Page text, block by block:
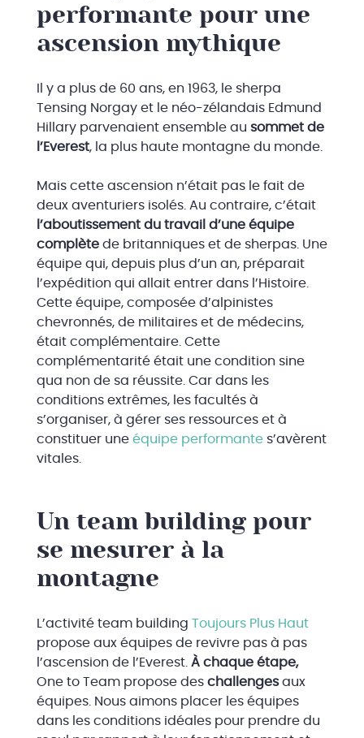
performante pour une
ascension mythique
Il y a plus de 60 ans, en 1963, le sherpa
Tensing Norgay et le néo-zélandais Edmund
Hillary parvenaient ensemble au sommet de
l’Everest, la plus haute montagne du monde.
Mais cette ascension n’était pas le fait de
deux aventuriers isolés. Au contraire, c’était
l’aboutissement du travail d’une équipe
complètede britanniques et de sherpas. Une
équipe qui, depuis plus d’un an, préparait
l’expédition qui allait entrer dans l’Histoire.
Cette équipe, composée d’alpinistes
chevronnés, de militaires et de médecins,
était complémentaire. Cette
complémentarité était une condition sine
qua non de sa réussite. Car dans les
conditions extrêmes, les facultés à
s’organiser, à gérer ses ressources et à
constituer une équipe performantes’avèrent
vitales.
Un team building pour
se mesurer à la
montagne
L’activité team building Toujours Plus Haut
propose aux équipes de revivre pas à pas
l’ascension de l’Everest. À chaque étape,
One to Team propose deschallengesaux
équipes. Nous aimons placer les équipes
dans les conditions idéales pour prendre du